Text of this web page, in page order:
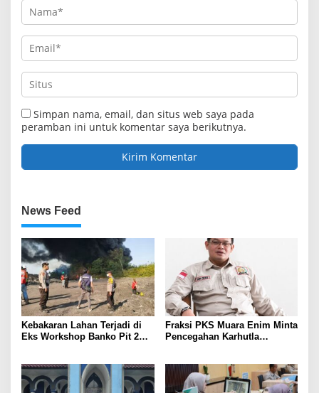
Simpan nama, email, dan situs web saya pada
peramban ini untuk komentar saya berikutnya.
News Feed
Kebakaran Lahan Terjadi di
Eks Workshop Banko Pit 2
Fraksi PKS Muara Enim Minta
Pencegahan Karhutla